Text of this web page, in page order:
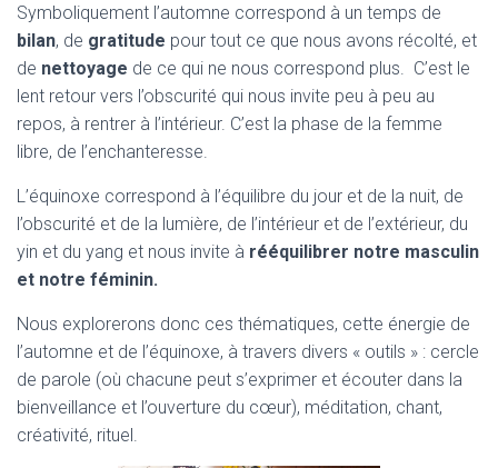
Symboliquement l’automne correspond à un temps de
bilan, de gratitude pour tout ce que nous avons récolté, et
de nettoyage de ce qui ne nous correspond plus. C’est le
lent retour vers l’obscurité qui nous invite peu à peu au
repos, à rentrer à l’intérieur. C’est la phase de la femme
libre, de l’enchanteresse.
L’équinoxe correspond à l’équilibre du jour et de la nuit, de
l’obscurité et de la lumière, de l’intérieur et de l’extérieur, du
yin et du yang et nous invite à rééquilibrer notre masculin
et notre féminin.
Nous explorerons donc ces thématiques, cette énergie de
l’automne et de l’équinoxe, à travers divers « outils » : cercle
de parole (où chacune peut s’exprimer et écouter dans la
bienveillance et l’ouverture du cœur), méditation, chant,
créativité, rituel.